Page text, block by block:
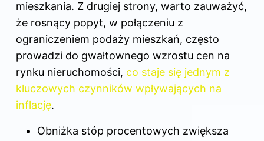
mieszkania. Z drugiej strony, warto zauważyć,
że rosnący popyt, w połączeniu z
ograniczeniem podaży mieszkań, często
prowadzi do gwałtownego wzrostu cen na
rynku nieruchomości, co staje się jednym z
kluczowych czynników wpływających na
inflację.
Obniżka stóp procentowych zwiększa